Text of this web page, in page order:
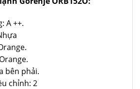
A ++.
bên phải.
chỉnh: 2